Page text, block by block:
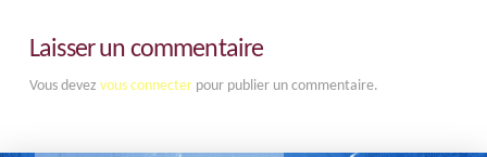
Laisser un commentaire
Vous devez vous connecterpour publier un commentaire.